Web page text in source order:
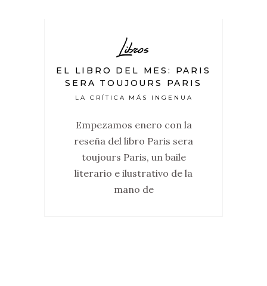
Libros
EL LIBRO DEL MES: PARIS
SERA TOUJOURS PARIS
LA CRÍTICA MÁS INGENUA
Empezamos enero con la
reseña del libro Paris sera
toujours Paris, un baile
literario e ilustrativo de la
mano de